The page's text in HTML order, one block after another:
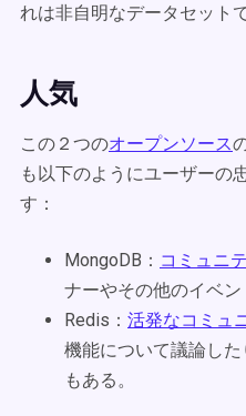
れは非自明なデータセット
人気
この２つのオープンソース
も以下のようにユーザーの
す：
MongoDB： コミュニ
ナーやその他のイベン
Redis： 活発なコミュ
機能について議論し
もある。